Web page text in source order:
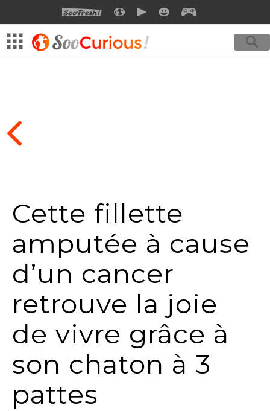
SOOFRESHSOOCURIOUSSOOMOTION
SOOSMILE
Cette fillette
amputée à cause
d’un cancer
retrouve la joie
de vivre grâce à
son chaton à 3
pattes